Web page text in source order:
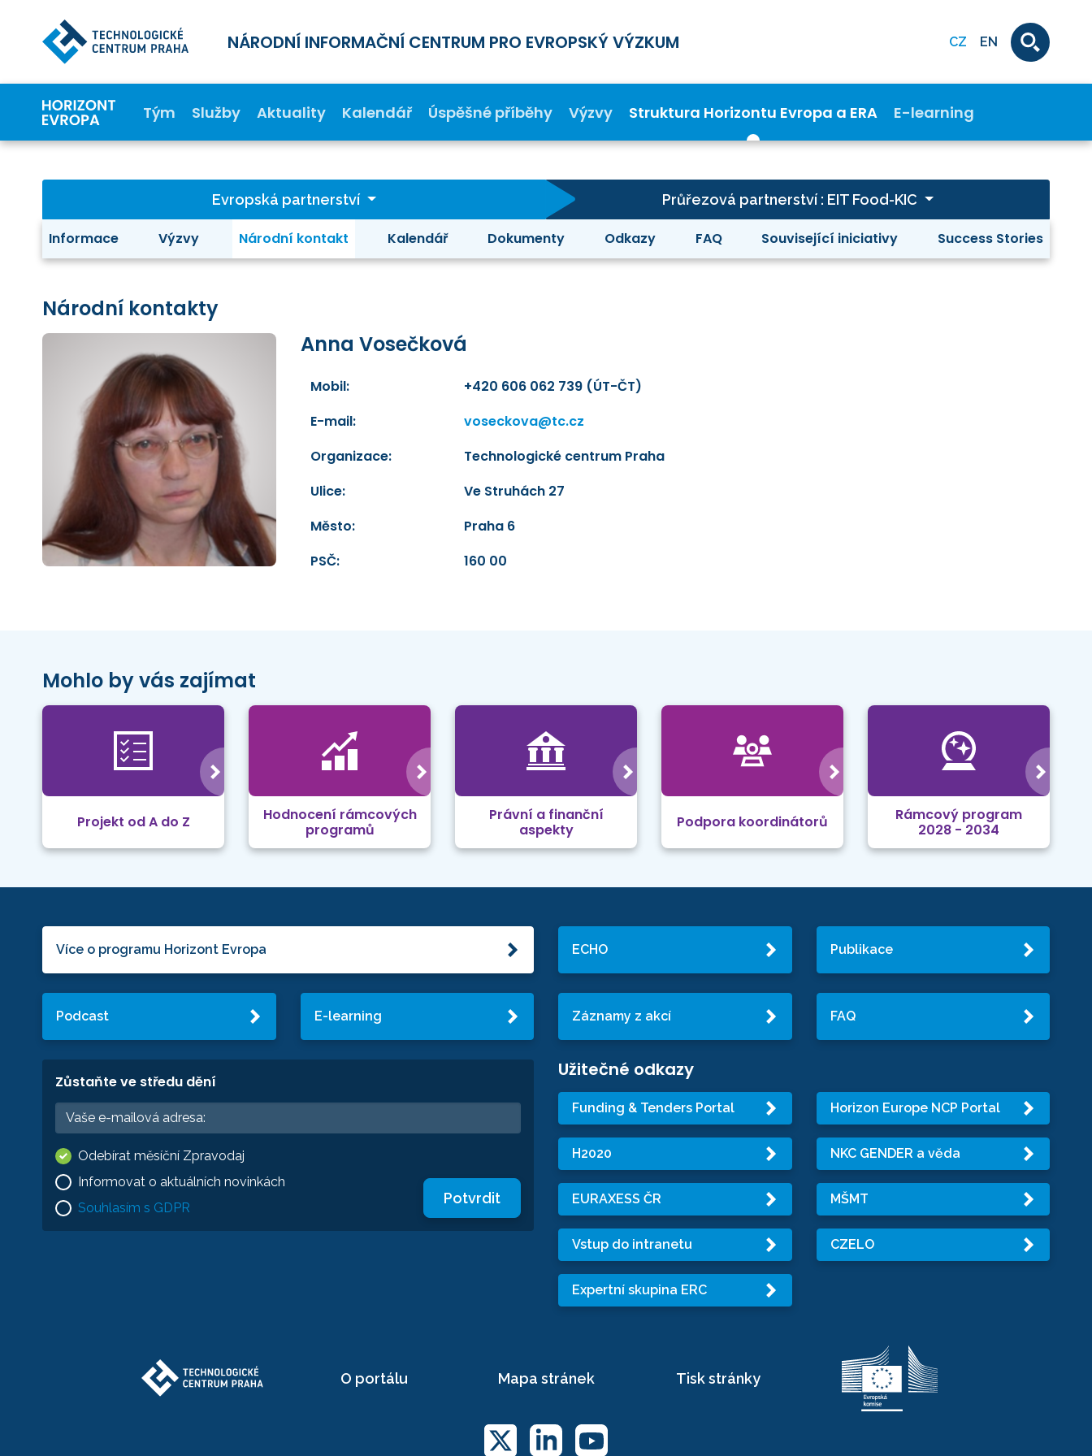
NÁRODNÍ INFORMAČNÍ CENTRUM PRO EVROPSKÝ VÝZKUM CZ EN
Tým Služby Aktuality Kalendář Úspěšné příběhy Výzvy Struktura Horizontu Evropa a ERA E-learning
Evropská partnerství Průřezová partnerství : EIT Food-KIC
Informace Výzvy Národní kontakt Kalendář Dokumenty Odkazy FAQ Související iniciativy Success Stories
Národní kontakty
Anna Vosečková
Mobil:
+420 606 062 739 (ÚT-ČT)
E-mail:
voseckova@tc.cz
Organizace:
Technologické centrum Praha
Ulice:
Ve Struhách 27
Město:
Praha 6
PSČ:
160 00
Mohlo by vás zajímat
Projekt od A do Z
Hodnocení rámcových
programů
Právní a finanční
aspekty
Podpora koordinátorů
Rámcový program
2028 - 2034
Více o programu Horizont Evropa
Podcast E-learning
Zůstaňte ve středu dění
Odebírat měsíční Zpravodaj
Informovat o aktuálních novinkách
Souhlasím s GDPR
Potvrdit
ECHO Publikace
Záznamy z akcí FAQ
Užitečné odkazy
Funding & Tenders Portal Horizon Europe NCP Portal
H2020 NKC GENDER a věda
EURAXESS ČR MŠMT
Vstup do intranetu CZELO
Expertní skupina ERC
O portálu Mapa stránek Tisk stránky